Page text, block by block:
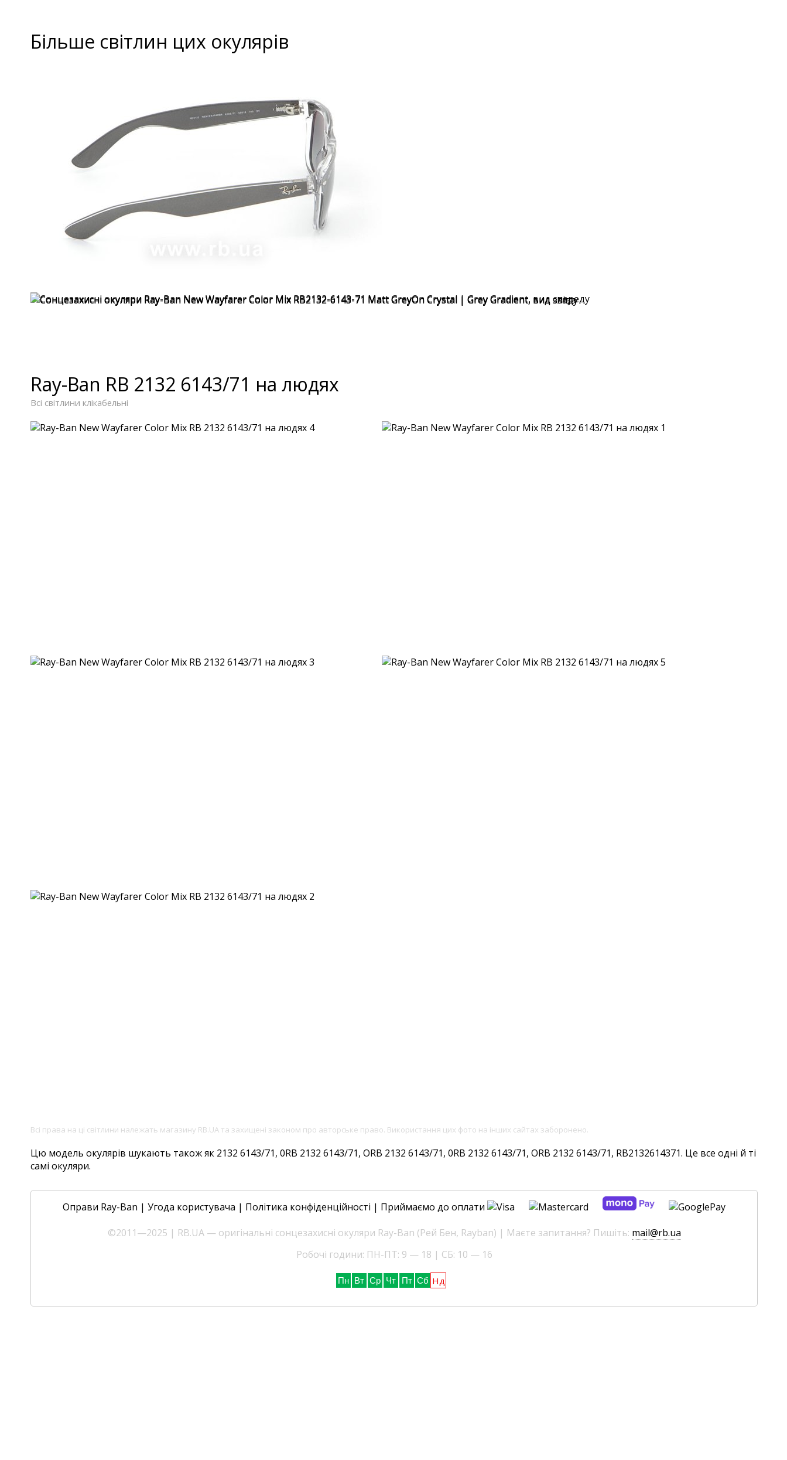
Більше світлин цих окулярів
Ray-Ban RB 2132 6143/71 на людях
Всі світлини клікабельні
Всі права на ці світлини належать магазину RB.UA та захищені законом про авторське право. Використання цих фото на інших сайтах заборонено.
Цю модель окулярів шукають також як 2132 6143/71, 0RB 2132 6143/71, ORB 2132 6143/71, 0RB 2132 6143/71, ORB 2132 6143/71, RB2132614371. Це все одні й ті
самі окуляри.
Оправи Ray-Ban |Угода користувача | Політика конфіденційності | Приймаємо до оплати
©2011—2025 | RB.UA — оригінальні сонцезахисні окуляри Ray-Ban (Рей Бен, Rayban) | Маєте запитання? Пишіть: mail@rb.ua
Робочі години: ПН-ПТ: 9 — 18 | СБ: 10 — 16
Пн Вт Ср Чт Пт Сб Нд